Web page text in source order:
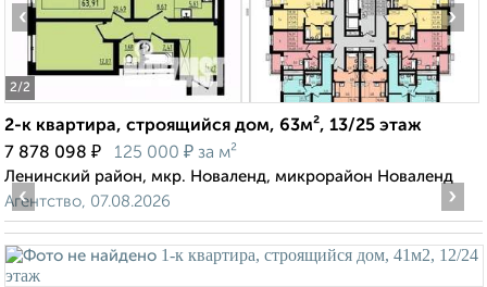
2/2
‹ ›
2-к квартира, строящийся дом, 63м², 13/25 этаж
7 878 098 ₽ 125 000 ₽ за м²
Ленинский район, мкр. Новаленд, микрорайон Новаленд
Агентство, 07.08.2026
‹ ›